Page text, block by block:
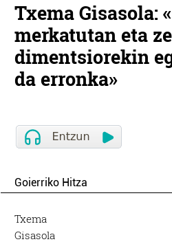
Txema Gisasola:
merkatutan eta
dimentsiorekin
da erronka»
Goierriko Hitza
Txema
Gisasola